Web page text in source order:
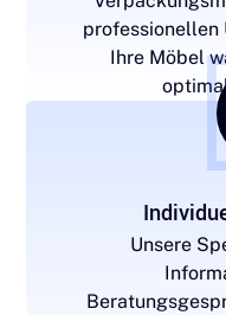
professionellen
Ihre Möbel
Unsere